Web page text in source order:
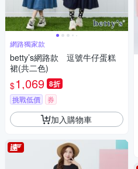
網路獨家款
betty’s網路款 逗號牛仔蛋糕
裙(共二色)
$1,069 8折
挑戰低價 券
加入購物車